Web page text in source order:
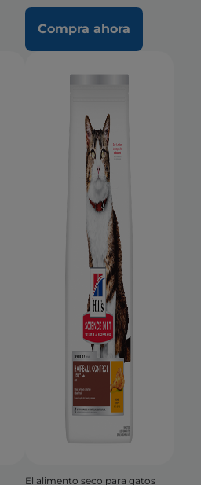
Compra ahora
El alimento seco para gatos